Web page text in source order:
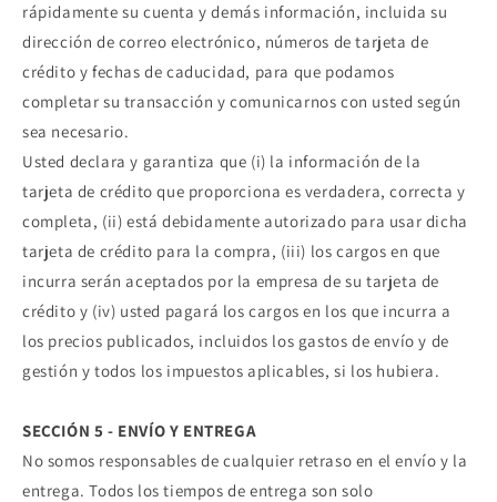
rápidamente su cuenta y demás información, incluida su
dirección de correo electrónico, números de tarjeta de
crédito y fechas de caducidad, para que podamos
completar su transacción y comunicarnos con usted según
sea necesario.
Usted declara y garantiza que (i) la información de la
tarjeta de crédito que proporciona es verdadera, correcta y
completa, (ii) está debidamente autorizado para usar dicha
tarjeta de crédito para la compra, (iii) los cargos en que
incurra serán aceptados por la empresa de su tarjeta de
crédito y (iv) usted pagará los cargos en los que incurra a
los precios publicados, incluidos los gastos de envío y de
gestión y todos los impuestos aplicables, si los hubiera.
SECCIÓN 5 - ENVÍO Y ENTREGA
No somos responsables de cualquier retraso en el envío y la
entrega. Todos los tiempos de entrega son solo